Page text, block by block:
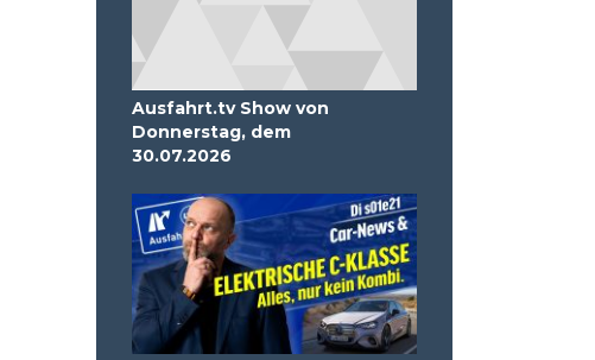
Ausfahrt.tv Show von
Donnerstag, dem
30.07.2026